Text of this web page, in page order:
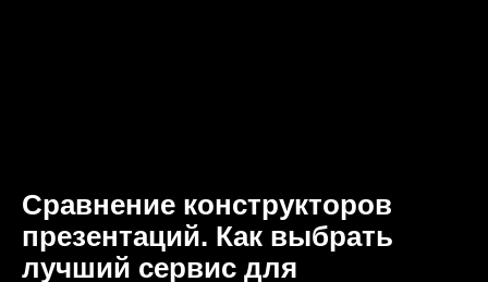
Сравнение конструкторов
презентаций. Как выбрать
лучший сервис для